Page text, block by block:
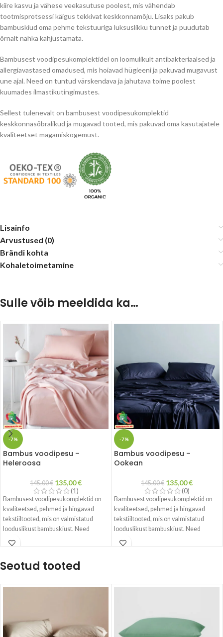
kiire kasvu ja vähese veekasutuse poolest, mis vähendab
tootmisprotsessi käigus tekkivat keskkonnamõju. Lisaks pakub
bambuskiud oma pehme tekstuuriga luksuslikku tunnet ja puudutab
õrnalt nahka kahjustamata.
Bambusest voodipesukomplektidel on loomulikult antibakteriaalsed ja
allergiavastased omadused, mis hoiavad hügieeni ja pakuvad mugavust
une ajal. Need on tuntud värskendava ja jahutava toime poolest
kuumades ilmastikutingimustes.
Sellest tulenevalt on bambusest voodipesukomplektid
keskkonnasõbralikud ja mugavad tooted, mis pakuvad oma kasutajatele
kvaliteetset magamiskogemust.
Lisainfo
Arvustused (0)
Brändi kohta
Kohaletoimetamine
Sulle võib meeldida ka…
-7%
Bambus voodipesu –
Heleroosa
145,00€ 135,00€
(1)
Bambusest voodipesukomplektid on
kvaliteetsed, pehmed ja hingavad
tekstiiltooted, mis on valmistatud
looduslikust bambuskiust. Need
komplektid on spetsiaalselt loodud
pakkuma kasutajatele mugavat
loomulikult hingav ja sellel on võime
higistamise ning hoiab teid kauem
valmistamisel kasutatakse tavaliselt
keskkonnasõbralikke ja säästvaid
-7%
Bambus voodipesu –
Ookean
145,00€ 135,00€
(0)
Bambusest voodipesukomplektid on
kvaliteetsed, pehmed ja hingavad
tekstiiltooted, mis on valmistatud
looduslikust bambuskiust. Need
komplektid on spetsiaalselt loodud
pakkuma kasutajatele mugavat
higistamise ning hoiab teid kauem
valmistamisel kasutatakse tavaliselt
keskkonnasõbralikke ja säästvaid
Seotud tooted